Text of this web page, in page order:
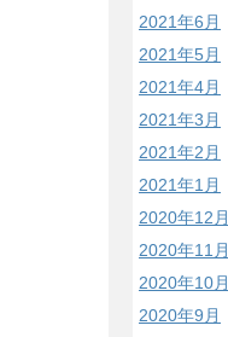
2021年6月
2021年5月
2021年4月
2021年3月
2021年2月
2021年1月
2020年12月
2020年11月
2020年10月
2020年9月